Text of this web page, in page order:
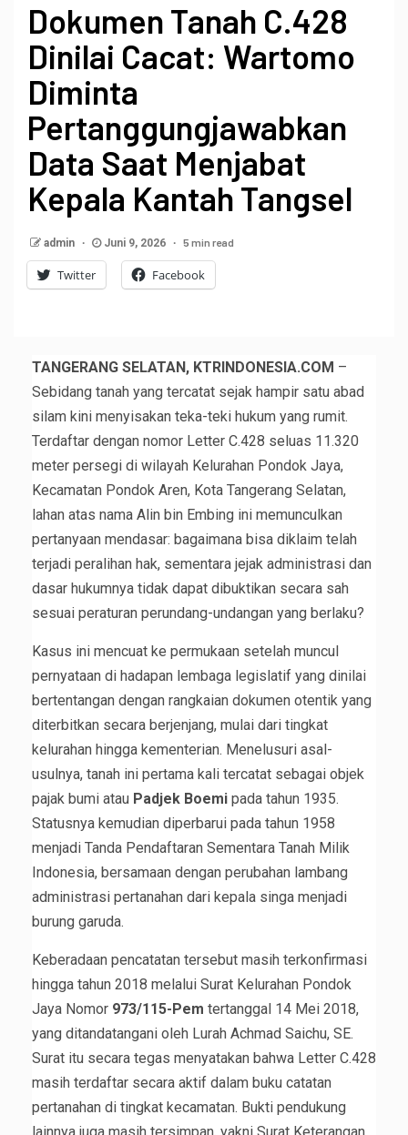
Dokumen Tanah C.428
Dinilai Cacat: Wartomo
Diminta
Pertanggungjawabkan
Data Saat Menjabat
Kepala Kantah Tangsel
admin Juni 9, 2026 5 min read
Twitter Facebook
TANGERANG SELATAN, KTRINDONESIA.COM –
Sebidang tanah yang tercatat sejak hampir satu abad
silam kini menyisakan teka-teki hukum yang rumit.
Terdaftar dengan nomor Letter C.428 seluas 11.320
meter persegi di wilayah Kelurahan Pondok Jaya,
Kecamatan Pondok Aren, Kota Tangerang Selatan,
lahan atas nama Alin bin Embing ini memunculkan
pertanyaan mendasar: bagaimana bisa diklaim telah
terjadi peralihan hak, sementara jejak administrasi dan
dasar hukumnya tidak dapat dibuktikan secara sah
sesuai peraturan perundang-undangan yang berlaku?
Kasus ini mencuat ke permukaan setelah muncul
pernyataan di hadapan lembaga legislatif yang dinilai
bertentangan dengan rangkaian dokumen otentik yang
diterbitkan secara berjenjang, mulai dari tingkat
kelurahan hingga kementerian. Menelusuri asal-
usulnya, tanah ini pertama kali tercatat sebagai objek
pajak bumi atau Padjek Boemi pada tahun 1935.
Statusnya kemudian diperbarui pada tahun 1958
menjadi Tanda Pendaftaran Sementara Tanah Milik
Indonesia, bersamaan dengan perubahan lambang
administrasi pertanahan dari kepala singa menjadi
burung garuda.
Keberadaan pencatatan tersebut masih terkonfirmasi
hingga tahun 2018 melalui Surat Kelurahan Pondok
Jaya Nomor 973/115-Pem tertanggal 14 Mei 2018,
yang ditandatangani oleh Lurah Achmad Saichu, SE.
Surat itu secara tegas menyatakan bahwa Letter C.428
masih terdaftar secara aktif dalam buku catatan
pertanahan di tingkat kecamatan. Bukti pendukung